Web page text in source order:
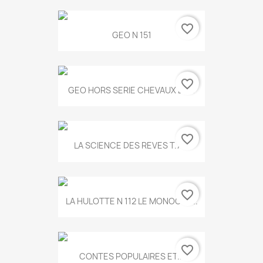
GEO N 151 favorite_border
GEO HORS SERIE CHEVAUX ET...
favorite_border
LA SCIENCE DES REVES T.787
favorite_border
LA HULOTTE N 112 LE MONOCLE...
favorite_border
CONTES POPULAIRES ET...favorite_border